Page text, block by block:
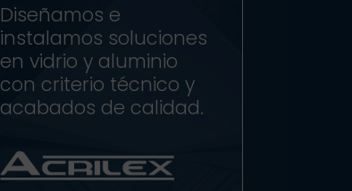
Diseñamos e
instalamos soluciones
en vidrio y aluminio
con criterio técnico y
acabados de calidad.